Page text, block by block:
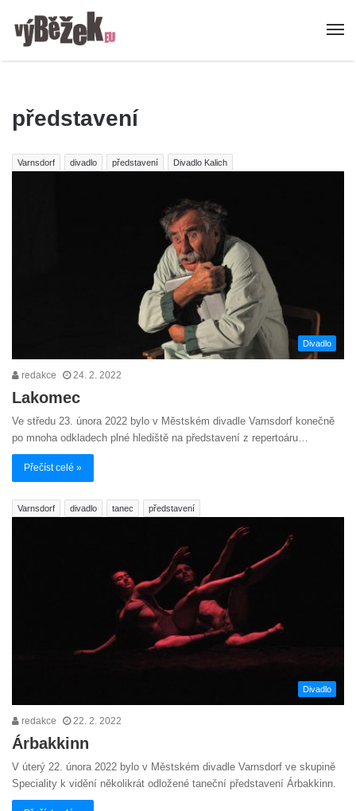
představení
Varnsdorf divadlo představení Divadlo Kalich
Divadlo
redakce 24. 2. 2022
Lakomec
Ve středu 23. února 2022 bylo v Městském divadle Varnsdorf konečně
po mnoha odkladech plné hlediště na představení z repertoáru…
Přečíst celé »
Varnsdorf divadlo tanec představení
Divadlo
redakce 22. 2. 2022
Árbakkinn
V úterý 22. února 2022 bylo v Městském divadle Varnsdorf ve skupině
Speciality k vidění několikrát odložené taneční představení Árbakkinn.